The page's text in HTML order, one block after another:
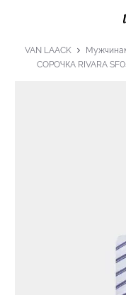
VAN LAACK
СОРОЧКА RIVARA